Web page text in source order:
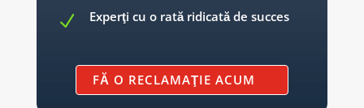
N Experţi cu o rată ridicată de succes
FĂ O RECLAMAŢIE ACUM